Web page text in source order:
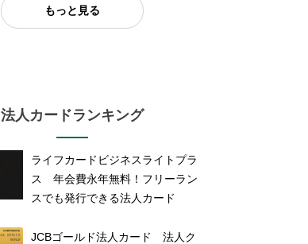
もっと見る
法人カードランキング
ライフカードビジネスライトプラ
ス 年会費永年無料！フリーラン
スでも発行できる法人カード
JCBゴールド法人カード 法人ク